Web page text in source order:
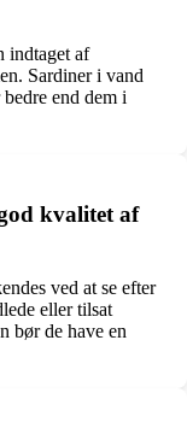
indtaget af
Sardiner i vand
end dem i
kvalitet af
ved at se efter
eller tilsat
bør de have en